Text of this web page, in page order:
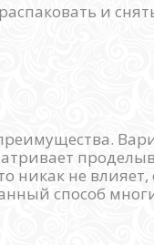
и
никак не
способ